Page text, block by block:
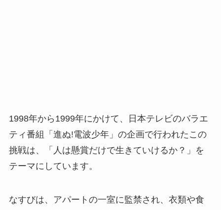
1998年から1999年にかけて、日本テレビのバラエ
ティ番組「進ぬ!電波少年」の企画で行われたこの
挑戦は、「人は懸賞だけで生きていけるか？」を
テーマにしています。
なすびは、アパートの一室に監禁され、衣類や食